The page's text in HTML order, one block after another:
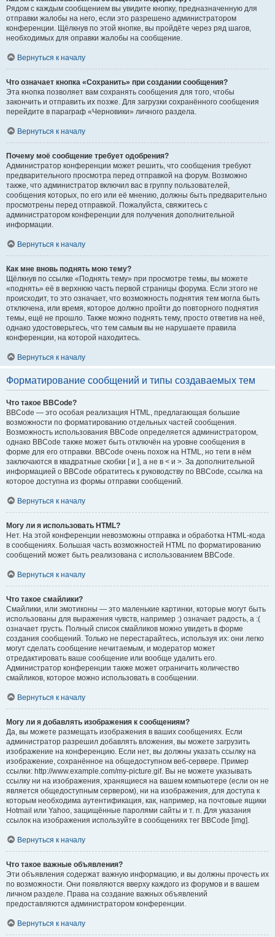
Рядом с каждым сообщением вы увидите кнопку, предназначенную для
отправки жалобы на него, если это разрешено администратором
конференции. Щёлкнув по этой кнопке, вы пройдёте через ряд шагов,
необходимых для оправки жалобы на сообщение.
Вернуться к началу
Что означает кнопка «Сохранить» при создании сообщения?
Эта кнопка позволяет вам сохранять сообщения для того, чтобы
закончить и отправить их позже. Для загрузки сохранённого сообщения
перейдите в параграф «Черновики» личного раздела.
Вернуться к началу
Почему моё сообщение требует одобрения?
Администратор конференции может решить, что сообщения требуют
предварительного просмотра перед отправкой на форум. Возможно
также, что администратор включил вас в группу пользователей,
сообщения которых, по его или её мнению, должны быть предварительно
просмотрены перед отправкой. Пожалуйста, свяжитесь с
администратором конференции для получения дополнительной
информации.
Вернуться к началу
Как мне вновь поднять мою тему?
Щёлкнув по ссылке «Поднять тему» при просмотре темы, вы можете
«поднять» её в верхнюю часть первой страницы форума. Если этого не
происходит, то это означает, что возможность поднятия тем могла быть
отключена, или время, которое должно пройти до повторного поднятия
темы, ещё не прошло. Также можно поднять тему, просто ответив на неё,
однако удостоверьтесь, что тем самым вы не нарушаете правила
конференции, на которой находитесь.
Вернуться к началу
Форматирование сообщений и типы создаваемых тем
Что такое BBCode?
BBCode — это особая реализация HTML, предлагающая большие
возможности по форматированию отдельных частей сообщения.
Возможность использования BBCode определяется администратором,
однако BBCode также может быть отключён на уровне сообщения в
форме для его отправки. BBCode очень похож на HTML, но теги в нём
заключаются в квадратные скобки [ и ], а не в < и >. За дополнительной
информацией о BBCode обратитесь к руководству по BBCode, ссылка на
которое доступна из формы отправки сообщений.
Вернуться к началу
Могу ли я использовать HTML?
Нет. На этой конференции невозможны отправка и обработка HTML-кода
в сообщениях. Большая часть возможностей HTML по форматированию
сообщений может быть реализована с использованием BBCode.
Вернуться к началу
Что такое смайлики?
Смайлики, или эмотиконы — это маленькие картинки, которые могут быть
использованы для выражения чувств, например :) означает радость, а :(
означает грусть. Полный список смайликов можно увидеть в форме
создания сообщений. Только не перестарайтесь, используя их: они легко
могут сделать сообщение нечитаемым, и модератор может
отредактировать ваше сообщение или вообще удалить его.
Администратор конференции также может ограничить количество
смайликов, которое можно использовать в сообщении.
Вернуться к началу
Могу ли я добавлять изображения к сообщениям?
Да, вы можете размещать изображения в ваших сообщениях. Если
администратор разрешил добавлять вложения, вы можете загрузить
изображение на конференцию. Если нет, вы должны указать ссылку на
изображение, сохранённое на общедоступном веб-сервере. Пример
ссылки: http://www.example.com/my-picture.gif. Вы не можете указывать
ссылку ни на изображения, хранящиеся на вашем компьютере (если он не
является общедоступным сервером), ни на изображения, для доступа к
которым необходима аутентификация, как, например, на почтовые ящики
Hotmail или Yahoo, защищённые паролями сайты и т. п. Для указания
ссылок на изображения используйте в сообщениях тег BBCode [img].
Вернуться к началу
Что такое важные объявления?
Эти объявления содержат важную информацию, и вы должны прочесть их
по возможности. Они появляются вверху каждого из форумов и в вашем
личном разделе. Права на создание важных объявлений
предоставляются администратором конференции.
Вернуться к началу